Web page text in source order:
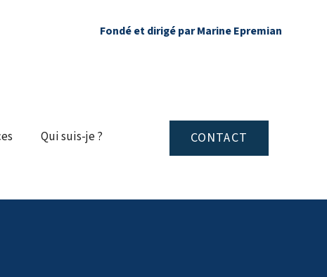
Fondé et dirigé par Marine Epremian
Qui suis-je ?
CONTACT